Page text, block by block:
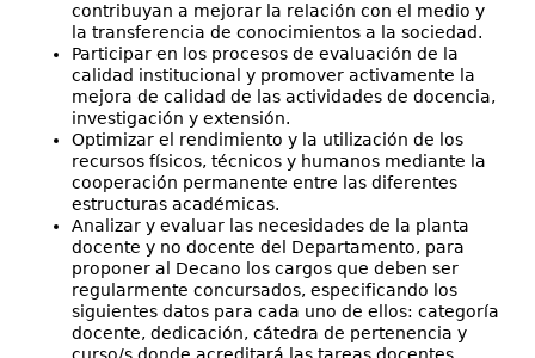
contribuyan a mejorar la relación con el medio y
la transferencia de conocimientos a la sociedad.
Participar en los procesos de evaluación de la
calidad institucional y promover activamente la
mejora de calidad de las actividades de docencia,
investigación y extensión.
Optimizar el rendimiento y la utilización de los
recursos físicos, técnicos y humanos mediante la
cooperación permanente entre las diferentes
estructuras académicas.
Analizar y evaluar las necesidades de la planta
docente y no docente del Departamento, para
proponer al Decano los cargos que deben ser
regularmente concursados, especificando los
siguientes datos para cada uno de ellos: categoría
docente, dedicación, cátedra de pertenencia y